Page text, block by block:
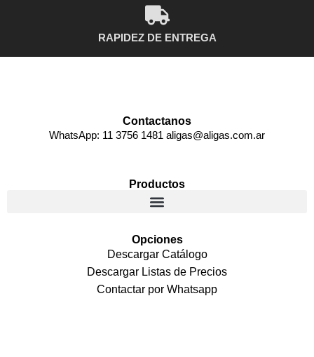
RAPIDEZ DE ENTREGA
Contactanos
WhatsApp: 11 3756 1481 aligas@aligas.com.ar
Productos
Opciones
Descargar Catálogo
Descargar Listas de Precios
Contactar por Whatsapp